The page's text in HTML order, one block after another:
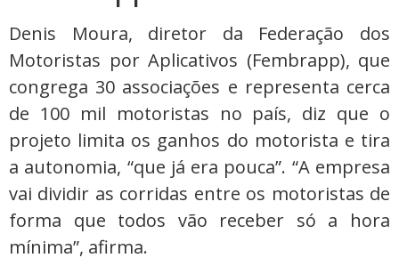
Denis Moura, diretor da Federação dos
Motoristas por Aplicativos (Fembrapp), que
congrega 30 associações e representa cerca
de 100 mil motoristas no país, diz que o
projeto limita os ganhos do motorista e tira
a autonomia, “que já era pouca”. “A empresa
vai dividir as corridas entre os motoristas de
forma que todos vão receber só a hora
mínima”, afirma.